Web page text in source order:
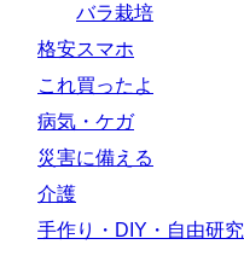
バラ栽培
格安スマホ
これ買ったよ
病気・ケガ
災害に備える
介護
手作り・DIY・自由研究